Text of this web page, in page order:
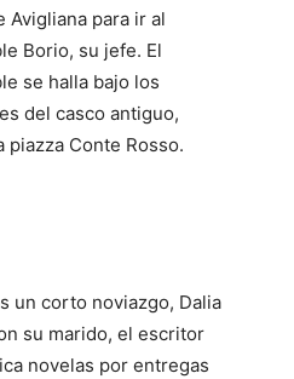
Avigliana para ir al
Borio, su jefe. El
se halla bajo los
del casco antiguo,
piazza Conte Rosso.
un corto noviazgo, Dalia
su marido, el escritor
novelas por entregas